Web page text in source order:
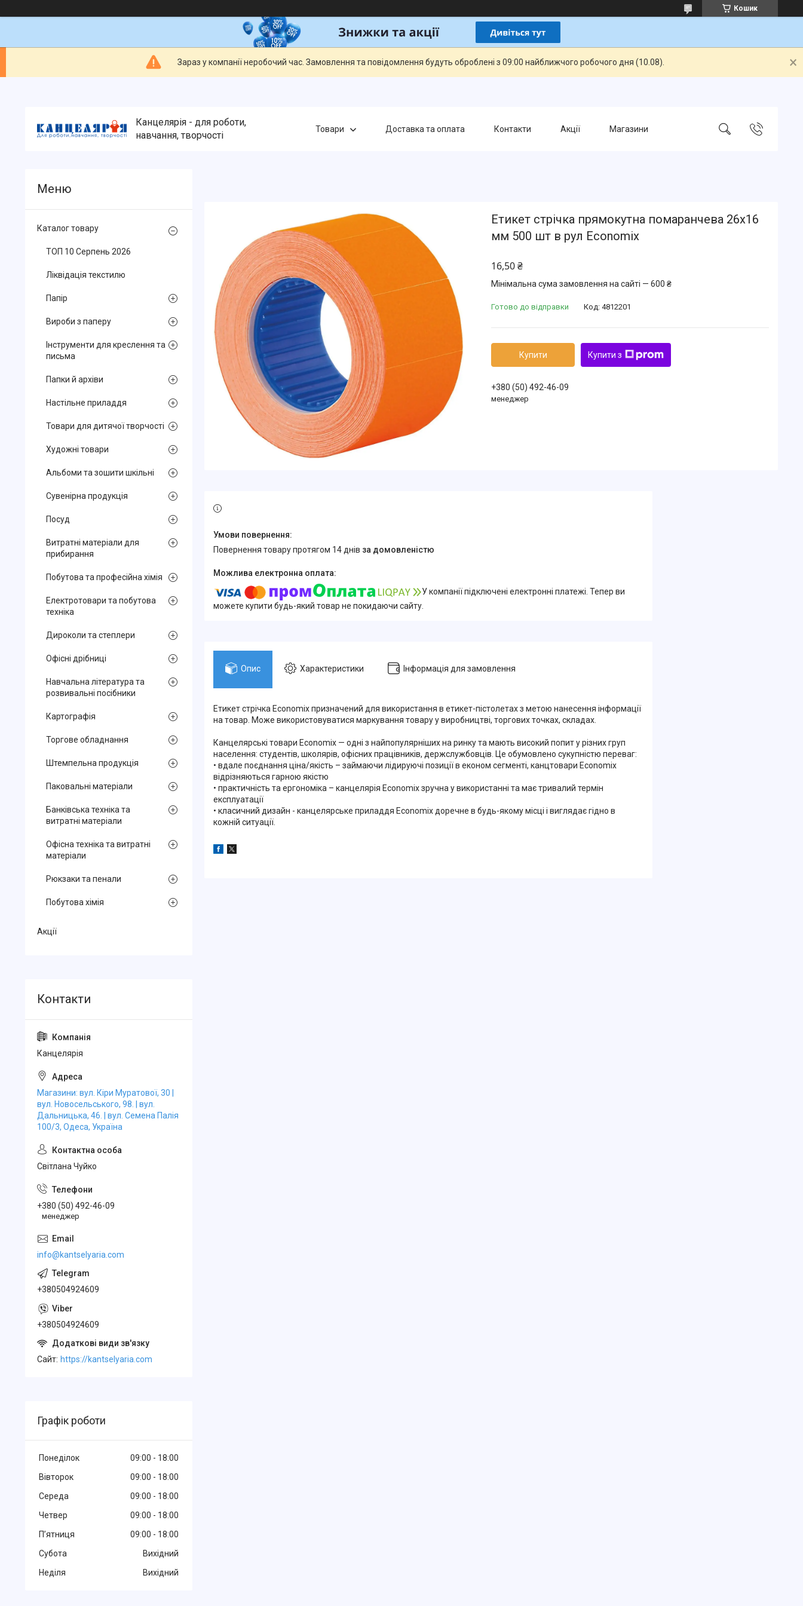
Кошик
Зараз у компанії неробочий час. Замовлення та повідомлення будуть оброблені з 09:00 найближчого робочого дня (10.08).
Канцелярія - для роботи,
навчання, творчості
Товари Доставка та оплата Контакти Акції Магазини
Етикет стрічка прямокутна помаранчева 26х16
мм 500 шт в рул Economix
16,50 ₴
Мінімальна сума замовлення на сайті — 600 ₴
Готово до відправки Код: 4812201
Купити Купити з
+380 (50) 492-46-09
менеджер
повернення товару протягом 14 днів за домовленістю
У компанії підключені електронні платежі. Тепер ви
можете купити будь-який товар не покидаючи сайту.
Опис Характеристики Інформація для замовлення
Етикет стрічка Economix призначений для використання в етикет-пістолетах з метою нанесення інформації
на товар. Може використовуватися маркування товару у виробництві, торгових точках, складах.
Канцелярські товари Economix — одні з найпопулярніших на ринку та мають високий попит у різних груп
населення: студентів, школярів, офісних працівників, держслужбовців. Це обумовлено сукупністю переваг:
• вдале поєднання ціна/якість – займаючи лідируючі позиції в економ сегменті, канцтовари Economix
відрізняються гарною якістю
• практичність та ергономіка – канцелярія Economix зручна у використанні та має тривалий термін
експлуатації
• класичний дизайн - канцелярське приладдя Economix доречне в будь-якому місці і виглядає гідно в
кожній ситуації.
Каталог товару
ТОП 10 Серпень 2026
Ліквідація текстилю
Папір
Вироби з паперу
Інструменти для креслення та
письма
Папки й архіви
Настільне приладдя
Товари для дитячої творчості
Художні товари
Альбоми та зошити шкільні
Сувенірна продукція
Посуд
Витратні матеріали для
прибирання
Побутова та професійна хімія
Електротовари та побутова
техніка
Дироколи та степлери
Офісні дрібниці
Навчальна література та
розвивальні посібники
Картографія
Торгове обладнання
Штемпельна продукція
Паковальні матеріали
Банківська техніка та
витратні матеріали
Офісна техніка та витратні
матеріали
Рюкзаки та пенали
Побутова хімія
Акції
Канцелярiя
Магазини: вул. Кіри Муратової, 30 |
вул. Новосельського, 98. | вул.
Дальницька, 46. | вул. Семена Палія
100/3, Одеса, Україна
Свiтлана Чуйко
+380 (50) 492-46-09
менеджер
info@kantselyaria.com
+380504924609
+380504924609
Cайт https://kantselyaria.com
Графік роботи
Понеділок 09:00
18:00
Вівторок
09:00
18:00
Середа
09:00
18:00
Четвер
09:00
18:00
Пʼятниця
09:00
18:00
Субота
Вихідний
Неділя
Вихідний